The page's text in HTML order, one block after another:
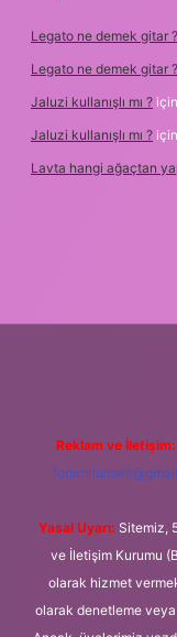
Legato ne demek gitar ?
Legato ne demek gitar ?
Jaluzi kullanışlı mı ? için
Jaluzi kullanışlı mı ? için
Lavta hangi ağaçtan
Reklam ve İletişim:
Yasal Uyarı: Sitemiz,
ve İletişim Kurumu
olarak hizmet
olarak denetleme veya